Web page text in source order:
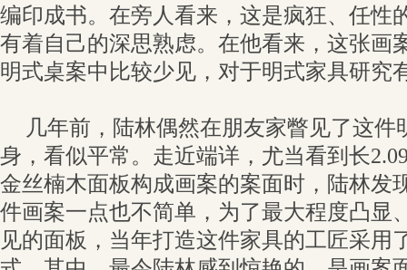
编印成书。在旁人看来，这是疯狂、任性
有着自己的深思熟虑。在他看来，这张画
明式桌案中比较少见，对于明式家具研究
几年前，陆林偶然在朋友家瞥见了这件
身，看似平常。走近端详，尤当看到长
金丝楠木面板构成画案的案面时，陆林发
件画案一点也不简单，为了最大程度凸显
见的面板，当年打造这件家具的工匠采用